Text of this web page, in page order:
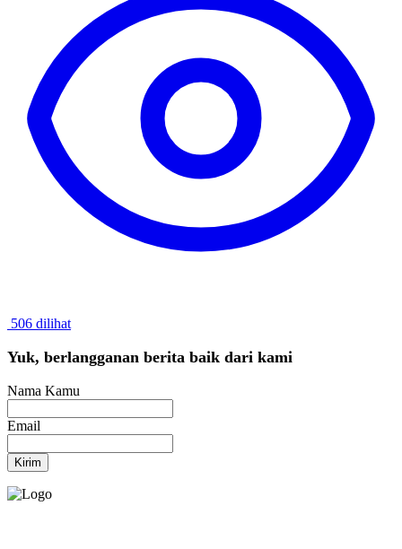
506 dilihat
Yuk, berlangganan berita baik dari kami
Nama Kamu
Email
Kirim